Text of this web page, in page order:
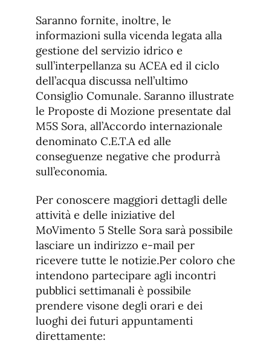
Saranno fornite, inoltre, le
informazioni sulla vicenda legata alla
gestione del servizio idrico e
sull’interpellanza su ACEA ed il ciclo
dell’acqua discussa nell’ultimo
Consiglio Comunale. Saranno illustrate
le Proposte di Mozione presentate dal
M5S Sora, all’Accordo internazionale
denominato C.E.T.A ed alle
conseguenze negative che produrrà
sull’economia.
Per conoscere maggiori dettagli delle
attività e delle iniziative del
MoVimento 5 Stelle Sora sarà possibile
lasciare un indirizzo e-mail per
ricevere tutte le notizie.Per coloro che
intendono partecipare agli incontri
pubblici settimanali è possibile
prendere visone degli orari e dei
luoghi dei futuri appuntamenti
direttamente: